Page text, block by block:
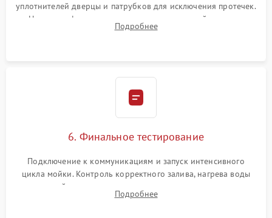
уплотнителей дверцы и патрубков для исключения протечек.
Надежная фиксация хомутов гидравлической системы,
сборка корпуса и установка датчика поплавка.
Подробнее
6. Финальное тестирование
Подключение к коммуникациям и запуск интенсивного
цикла мойки. Контроль корректного залива, нагрева воды
до нужной температуры, отсутствия посторонних шумов,
штатного слива и абсолютной сухости в поддоне.
Подробнее